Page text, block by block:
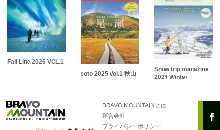
Fall Line 2026 VOL.1
soto 2025 Vol.1 秋山
Snow trip magazine
2024 Winter
BRAVO MOUNTAINとは
運営会社
プライバシーポリシー